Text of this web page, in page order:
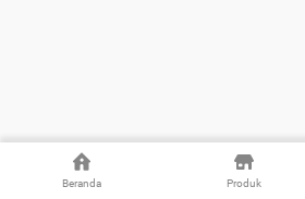
Beranda Produk